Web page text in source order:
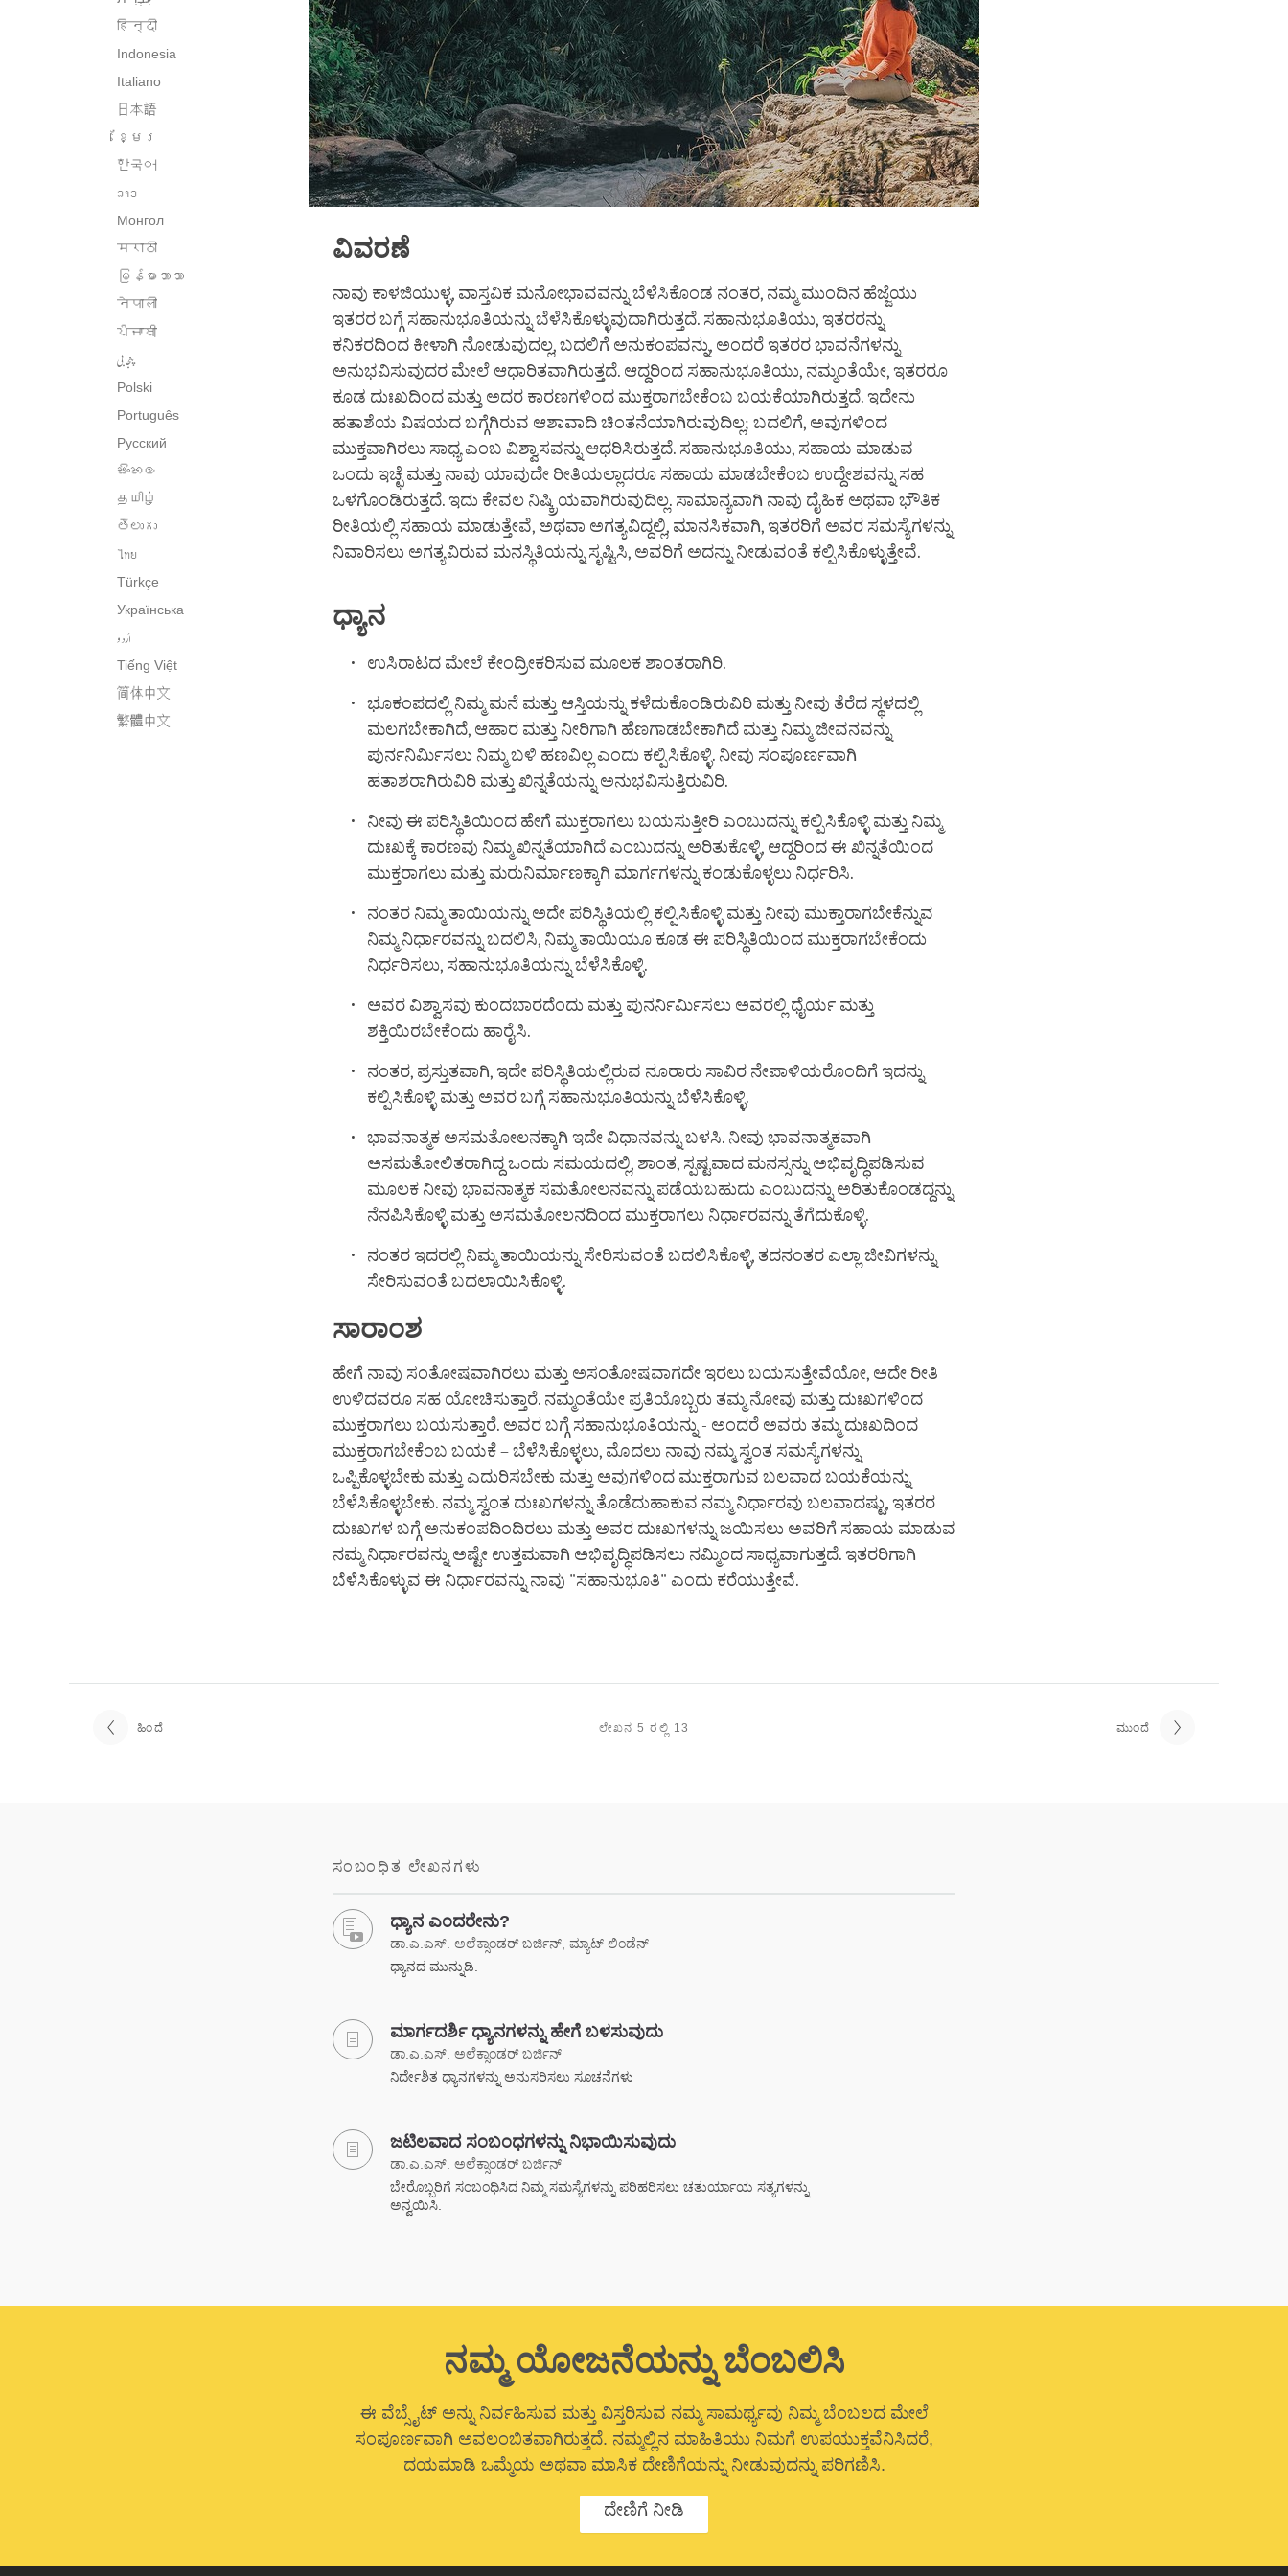
हिन्दी
Indonesia
Italiano
日本語
ខ្មែរ
한국어
ລາວ
Монгол
मराठी
မြန်မာဘာသာ
नेपाली
ਪੰਜਾਬੀ
پنجابی
Polski
Português
Русский
සිංහල
தமிழ்
తెలుగు
ไทย
Türkçe
Українська
اُردو
Tiếng Việt
简体中文
繁體中文
ವಿವರಣೆ
ನಾವು ಕಾಳಜಿಯುಳ್ಳ, ವಾಸ್ತವಿಕ ಮನೋಭಾವವನ್ನು ಬೆಳೆಸಿಕೊಂಡ ನಂತರ, ನಮ್ಮ ಮುಂದಿನ ಹೆಜ್ಜೆಯು
ಇತರರ ಬಗ್ಗೆ ಸಹಾನುಭೂತಿಯನ್ನು ಬೆಳೆಸಿಕೊಳ್ಳುವುದಾಗಿರುತ್ತದೆ. ಸಹಾನುಭೂತಿಯು, ಇತರರನ್ನು
ಕನಿಕರದಿಂದ ಕೀಳಾಗಿ ನೋಡುವುದಲ್ಲ, ಬದಲಿಗೆ ಅನುಕಂಪವನ್ನು, ಅಂದರೆ ಇತರರ ಭಾವನೆಗಳನ್ನು
ಅನುಭವಿಸುವುದರ ಮೇಲೆ ಆಧಾರಿತವಾಗಿರುತ್ತದೆ. ಆದ್ದರಿಂದ ಸಹಾನುಭೂತಿಯು, ನಮ್ಮಂತೆಯೇ, ಇತರರೂ
ಕೂಡ ದುಃಖದಿಂದ ಮತ್ತು ಅದರ ಕಾರಣಗಳಿಂದ ಮುಕ್ತರಾಗಬೇಕೆಂಬ ಬಯಕೆಯಾಗಿರುತ್ತದೆ. ಇದೇನು
ಹತಾಶೆಯ ವಿಷಯದ ಬಗ್ಗೆಗಿರುವ ಆಶಾವಾದಿ ಚಿಂತನೆಯಾಗಿರುವುದಿಲ್ಲ; ಬದಲಿಗೆ, ಅವುಗಳಿಂದ
ಮುಕ್ತವಾಗಿರಲು ಸಾಧ್ಯ ಎಂಬ ವಿಶ್ವಾಸವನ್ನು ಆಧರಿಸಿರುತ್ತದೆ. ಸಹಾನುಭೂತಿಯು, ಸಹಾಯ ಮಾಡುವ
ಒಂದು ಇಚ್ಛೆ ಮತ್ತು ನಾವು ಯಾವುದೇ ರೀತಿಯಲ್ಲಾದರೂ ಸಹಾಯ ಮಾಡಬೇಕೆಂಬ ಉದ್ದೇಶವನ್ನು ಸಹ
ಒಳಗೊಂಡಿರುತ್ತದೆ. ಇದು ಕೇವಲ ನಿಷ್ಕ್ರಿಯವಾಗಿರುವುದಿಲ್ಲ. ಸಾಮಾನ್ಯವಾಗಿ ನಾವು ದೈಹಿಕ ಅಥವಾ ಭೌತಿಕ
ರೀತಿಯಲ್ಲಿ ಸಹಾಯ ಮಾಡುತ್ತೇವೆ, ಅಥವಾ ಅಗತ್ಯವಿದ್ದಲ್ಲಿ, ಮಾನಸಿಕವಾಗಿ, ಇತರರಿಗೆ ಅವರ ಸಮಸ್ಯೆಗಳನ್ನು
ನಿವಾರಿಸಲು ಅಗತ್ಯವಿರುವ ಮನಸ್ಥಿತಿಯನ್ನು ಸೃಷ್ಟಿಸಿ, ಅವರಿಗೆ ಅದನ್ನು ನೀಡುವಂತೆ ಕಲ್ಪಿಸಿಕೊಳ್ಳುತ್ತೇವೆ.
ಧ್ಯಾನ
ಉಸಿರಾಟದ ಮೇಲೆ ಕೇಂದ್ರೀಕರಿಸುವ ಮೂಲಕ ಶಾಂತರಾಗಿರಿ.
ಭೂಕಂಪದಲ್ಲಿ ನಿಮ್ಮ ಮನೆ ಮತ್ತು ಆಸ್ತಿಯನ್ನು ಕಳೆದುಕೊಂಡಿರುವಿರಿ ಮತ್ತು ನೀವು ತೆರೆದ ಸ್ಥಳದಲ್ಲಿ
ಮಲಗಬೇಕಾಗಿದೆ, ಆಹಾರ ಮತ್ತು ನೀರಿಗಾಗಿ ಹೆಣಗಾಡಬೇಕಾಗಿದೆ ಮತ್ತು ನಿಮ್ಮ ಜೀವನವನ್ನು
ಪುರ್ನನಿರ್ಮಿಸಲು ನಿಮ್ಮ ಬಳಿ ಹಣವಿಲ್ಲ ಎಂದು ಕಲ್ಪಿಸಿಕೊಳ್ಳಿ. ನೀವು ಸಂಪೂರ್ಣವಾಗಿ
ಹತಾಶರಾಗಿರುವಿರಿ ಮತ್ತು ಖಿನ್ನತೆಯನ್ನು ಅನುಭವಿಸುತ್ತಿರುವಿರಿ.
ನೀವು ಈ ಪರಿಸ್ಥಿತಿಯಿಂದ ಹೇಗೆ ಮುಕ್ತರಾಗಲು ಬಯಸುತ್ತೀರಿ ಎಂಬುದನ್ನು ಕಲ್ಪಿಸಿಕೊಳ್ಳಿ ಮತ್ತು ನಿಮ್ಮ
ದುಃಖಕ್ಕೆ ಕಾರಣವು ನಿಮ್ಮ ಖಿನ್ನತೆಯಾಗಿದೆ ಎಂಬುದನ್ನು ಅರಿತುಕೊಳ್ಳಿ, ಆದ್ದರಿಂದ ಈ ಖಿನ್ನತೆಯಿಂದ
ಮುಕ್ತರಾಗಲು ಮತ್ತು ಮರುನಿರ್ಮಾಣಕ್ಕಾಗಿ ಮಾರ್ಗಗಳನ್ನು ಕಂಡುಕೊಳ್ಳಲು ನಿರ್ಧರಿಸಿ.
ನಂತರ ನಿಮ್ಮ ತಾಯಿಯನ್ನು ಅದೇ ಪರಿಸ್ಥಿತಿಯಲ್ಲಿ ಕಲ್ಪಿಸಿಕೊಳ್ಳಿ ಮತ್ತು ನೀವು ಮುಕ್ತಾರಾಗಬೇಕೆನ್ನುವ
ನಿಮ್ಮ ನಿರ್ಧಾರವನ್ನು ಬದಲಿಸಿ, ನಿಮ್ಮ ತಾಯಿಯೂ ಕೂಡ ಈ ಪರಿಸ್ಥಿತಿಯಿಂದ ಮುಕ್ತರಾಗಬೇಕೆಂದು
ನಿರ್ಧರಿಸಲು, ಸಹಾನುಭೂತಿಯನ್ನು ಬೆಳೆಸಿಕೊಳ್ಳಿ.
ಅವರ ವಿಶ್ವಾಸವು ಕುಂದಬಾರದೆಂದು ಮತ್ತು ಪುನರ್ನಿರ್ಮಿಸಲು ಅವರಲ್ಲಿ ಧೈರ್ಯ ಮತ್ತು
ಶಕ್ತಿಯಿರಬೇಕೆಂದು ಹಾರೈಸಿ.
ನಂತರ, ಪ್ರಸ್ತುತವಾಗಿ, ಇದೇ ಪರಿಸ್ಥಿತಿಯಲ್ಲಿರುವ ನೂರಾರು ಸಾವಿರ ನೇಪಾಳಿಯರೊಂದಿಗೆ ಇದನ್ನು
ಕಲ್ಪಿಸಿಕೊಳ್ಳಿ ಮತ್ತು ಅವರ ಬಗ್ಗೆ ಸಹಾನುಭೂತಿಯನ್ನು ಬೆಳೆಸಿಕೊಳ್ಳಿ.
ಭಾವನಾತ್ಮಕ ಅಸಮತೋಲನಕ್ಕಾಗಿ ಇದೇ ವಿಧಾನವನ್ನು ಬಳಸಿ. ನೀವು ಭಾವನಾತ್ಮಕವಾಗಿ
ಅಸಮತೋಲಿತರಾಗಿದ್ದ ಒಂದು ಸಮಯದಲ್ಲಿ, ಶಾಂತ, ಸ್ಪಷ್ಟವಾದ ಮನಸ್ಸನ್ನು ಅಭಿವೃದ್ಧಿಪಡಿಸುವ
ಮೂಲಕ ನೀವು ಭಾವನಾತ್ಮಕ ಸಮತೋಲನವನ್ನು ಪಡೆಯಬಹುದು ಎಂಬುದನ್ನು ಅರಿತುಕೊಂಡದ್ದನ್ನು
ನೆನಪಿಸಿಕೊಳ್ಳಿ ಮತ್ತು ಅಸಮತೋಲನದಿಂದ ಮುಕ್ತರಾಗಲು ನಿರ್ಧಾರವನ್ನು ತೆಗೆದುಕೊಳ್ಳಿ.
ನಂತರ ಇದರಲ್ಲಿ ನಿಮ್ಮ ತಾಯಿಯನ್ನು ಸೇರಿಸುವಂತೆ ಬದಲಿಸಿಕೊಳ್ಳಿ, ತದನಂತರ ಎಲ್ಲಾ ಜೀವಿಗಳನ್ನು
ಸೇರಿಸುವಂತೆ ಬದಲಾಯಿಸಿಕೊಳ್ಳಿ.
ಸಾರಾಂಶ
ಹೇಗೆ ನಾವು ಸಂತೋಷವಾಗಿರಲು ಮತ್ತು ಅಸಂತೋಷವಾಗದೇ ಇರಲು ಬಯಸುತ್ತೇವೆಯೋ, ಅದೇ ರೀತಿ
ಉಳಿದವರೂ ಸಹ ಯೋಚಿಸುತ್ತಾರೆ. ನಮ್ಮಂತೆಯೇ ಪ್ರತಿಯೊಬ್ಬರು ತಮ್ಮ ನೋವು ಮತ್ತು ದುಃಖಗಳಿಂದ
ಮುಕ್ತರಾಗಲು ಬಯಸುತ್ತಾರೆ. ಅವರ ಬಗ್ಗೆ ಸಹಾನುಭೂತಿಯನ್ನು - ಅಂದರೆ ಅವರು ತಮ್ಮ ದುಃಖದಿಂದ
ಮುಕ್ತರಾಗಬೇಕೆಂಬ ಬಯಕೆ – ಬೆಳೆಸಿಕೊಳ್ಳಲು, ಮೊದಲು ನಾವು ನಮ್ಮ ಸ್ವಂತ ಸಮಸ್ಯೆಗಳನ್ನು
ಒಪ್ಪಿಕೊಳ್ಳಬೇಕು ಮತ್ತು ಎದುರಿಸಬೇಕು ಮತ್ತು ಅವುಗಳಿಂದ ಮುಕ್ತರಾಗುವ ಬಲವಾದ ಬಯಕೆಯನ್ನು
ಬೆಳೆಸಿಕೊಳ್ಳಬೇಕು. ನಮ್ಮ ಸ್ವಂತ ದುಃಖಗಳನ್ನು ತೊಡೆದುಹಾಕುವ ನಮ್ಮ ನಿರ್ಧಾರವು ಬಲವಾದಷ್ಟು, ಇತರರ
ದುಃಖಗಳ ಬಗ್ಗೆ ಅನುಕಂಪದಿಂದಿರಲು ಮತ್ತು ಅವರ ದುಃಖಗಳನ್ನು ಜಯಿಸಲು ಅವರಿಗೆ ಸಹಾಯ ಮಾಡುವ
ನಮ್ಮ ನಿರ್ಧಾರವನ್ನು ಅಷ್ಟೇ ಉತ್ತಮವಾಗಿ ಅಭಿವೃದ್ಧಿಪಡಿಸಲು ನಮ್ಮಿಂದ ಸಾಧ್ಯವಾಗುತ್ತದೆ. ಇತರರಿಗಾಗಿ
ಬೆಳೆಸಿಕೊಳ್ಳುವ ಈ ನಿರ್ಧಾರವನ್ನು ನಾವು "ಸಹಾನುಭೂತಿ" ಎಂದು ಕರೆಯುತ್ತೇವೆ.
ಹಿಂದೆ ಲೇಖನ 5 ರಲ್ಲಿ 13 ಮುಂದೆ
ಸಂಬಂಧಿತ ಲೇಖನಗಳು
ಧ್ಯಾನ ಎಂದರೇನು?
ಡಾ.ಎ.ಎಸ್. ಅಲೆಕ್ಸಾಂಡರ್ ಬರ್ಜಿನ್, ಮ್ಯಾಟ್ ಲಿಂಡೆನ್
ಧ್ಯಾನದ ಮುನ್ನುಡಿ.
ಮಾರ್ಗದರ್ಶಿ ಧ್ಯಾನಗಳನ್ನು ಹೇಗೆ ಬಳಸುವುದು
ಡಾ.ಎ.ಎಸ್. ಅಲೆಕ್ಸಾಂಡರ್ ಬರ್ಜಿನ್
ನಿರ್ದೇಶಿತ ಧ್ಯಾನಗಳನ್ನು ಅನುಸರಿಸಲು ಸೂಚನೆಗಳು
ಜಟಿಲವಾದ ಸಂಬಂಧಗಳನ್ನು ನಿಭಾಯಿಸುವುದು
ಡಾ.ಎ.ಎಸ್. ಅಲೆಕ್ಸಾಂಡರ್ ಬರ್ಜಿನ್
ಬೇರೊಬ್ಬರಿಗೆ ಸಂಬಂಧಿಸಿದ ನಿಮ್ಮ ಸಮಸ್ಯೆಗಳನ್ನು ಪರಿಹರಿಸಲು ಚತುರ್ಯಾಯ ಸತ್ಯಗಳನ್ನು
ಅನ್ವಯಿಸಿ.
ನಮ್ಮ ಯೋಜನೆಯನ್ನು ಬೆಂಬಲಿಸಿ
ಈ ವೆಬ್ಸೈಟ್ ಅನ್ನು ನಿರ್ವಹಿಸುವ ಮತ್ತು ವಿಸ್ತರಿಸುವ ನಮ್ಮ ಸಾಮರ್ಥ್ಯವು ನಿಮ್ಮ ಬೆಂಬಲದ ಮೇಲೆ
ಸಂಪೂರ್ಣವಾಗಿ ಅವಲಂಬಿತವಾಗಿರುತ್ತದೆ. ನಮ್ಮಲ್ಲಿನ ಮಾಹಿತಿಯು ನಿಮಗೆ ಉಪಯುಕ್ತವೆನಿಸಿದರೆ,
ದಯಮಾಡಿ ಒಮ್ಮೆಯ ಅಥವಾ ಮಾಸಿಕ ದೇಣಿಗೆಯನ್ನು ನೀಡುವುದನ್ನು ಪರಿಗಣಿಸಿ.
ದೇಣಿಗೆ ನೀಡಿ